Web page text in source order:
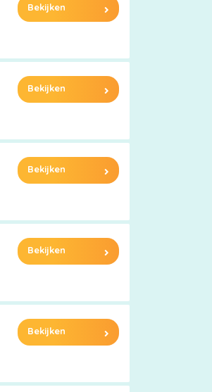
Bekijken
Bekijken
Bekijken
Bekijken
Bekijken